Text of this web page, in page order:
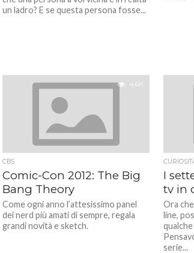
un ladro? E se questa persona fosse...
4.6K
CBS
Comic-Con 2012: The Big
Bang Theory
Come ogni anno l’attesissimo panel
dei nerd più amati di sempre, regala
grandi novità e sketch.
I
tv in
Ora
line,
serie...